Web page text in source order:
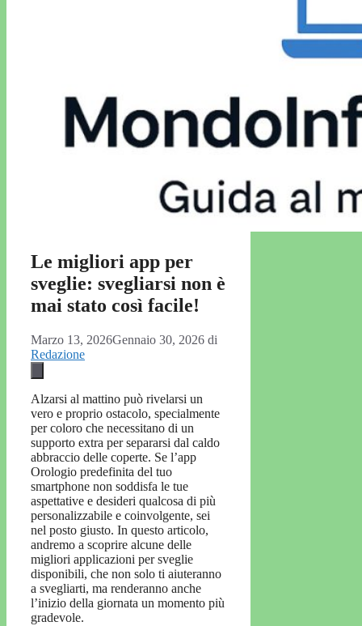
Le migliori app per
sveglie: svegliarsi non è
mai stato così facile!
Marzo 13, 2026Gennaio 30, 2026 di
Redazione
Alzarsi al mattino può rivelarsi un
vero e proprio ostacolo, specialmente
per coloro che necessitano di un
supporto extra per separarsi dal caldo
abbraccio delle coperte. Se l’app
Orologio predefinita del tuo
smartphone non soddisfa le tue
aspettative e desideri qualcosa di più
personalizzabile e coinvolgente, sei
nel posto giusto. In questo articolo,
andremo a scoprire alcune delle
migliori applicazioni per sveglie
disponibili, che non solo ti aiuteranno
a svegliarti, ma renderanno anche
l’inizio della giornata un momento più
gradevole.